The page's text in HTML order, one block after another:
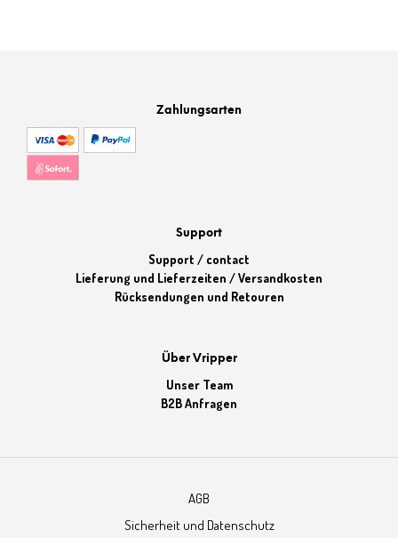
Zahlungsarten
Support
Support / contact
Lieferung und Lieferzeiten / Versandkosten
Rücksendungen und Retouren
Über Vripper
Unser Team
B2B Anfragen
AGB
Sicherheit und Datenschutz